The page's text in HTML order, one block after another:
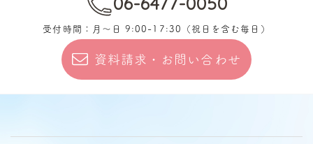
受付時間：月〜日 9:00-17:30 （祝日を含む毎日）
資料請求・お問い合わせ